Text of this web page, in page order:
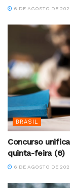
6 DE AGOSTO DE
BRASIL
Concurso
quinta-feira (6)
6 DE AGOSTO DE